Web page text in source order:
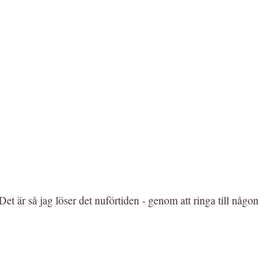
är så jag löser det nuförtiden - genom att ringa till någon